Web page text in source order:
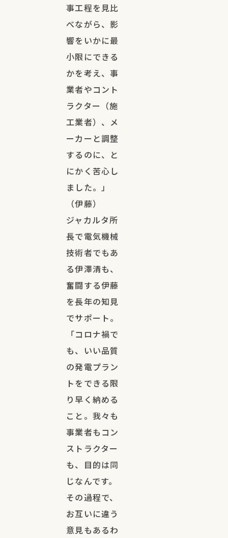
事工程を見比
べながら、影
響をいかに最
小限にできる
かを考え、事
業者やコント
ラクター（施
工業者）、メ
ーカーと調整
するのに、と
にかく苦心し
ました。」
（伊藤）
ジャカルタ所
長で電気機械
技術者でもあ
る伊澤清も、
奮闘する伊藤
を長年の知見
でサポート。
「コロナ禍で
も、いい品質
の発電プラン
トをできる限
り早く納める
こと。我々も
事業者もコン
ストラクター
も、目的は同
じなんです。
その過程で、
お互いに違う
意見もあるわ